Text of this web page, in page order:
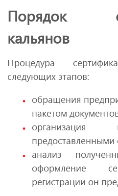
Порядок
кальянов
Процедура
следующих этапов:
обращения
пакетом
организация
предоставленными
анализ
оформление
регистрации он